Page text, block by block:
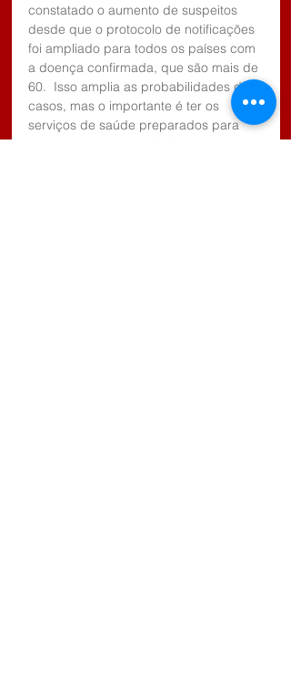
constatado o aumento de suspeitos
desde que o protocolo de notificações
foi ampliado para todos os países com
a doença confirmada, que são mais de
60.  Isso amplia as probabilidades de
casos, mas o importante é ter os
serviços de saúde preparados para